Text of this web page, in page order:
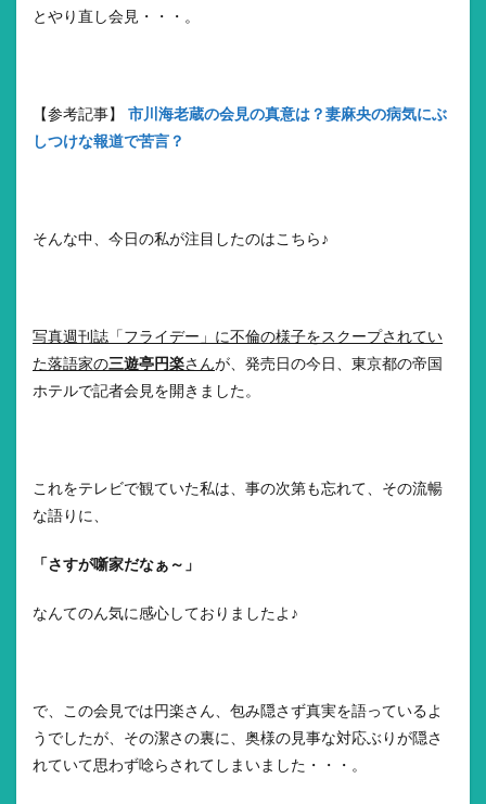
とやり直し会見・・・。
【参考記事】 市川海老蔵の会見の真意は？妻麻央の病気にぶ
しつけな報道で苦言？
そんな中、今日の私が注目したのはこちら♪
写真週刊誌「フライデー」に不倫の様子をスクープされてい
た落語家の三遊亭円楽さんが、発売日の今日、東京都の帝国
ホテルで記者会見を開きました。
これをテレビで観ていた私は、事の次第も忘れて、その流暢
な語りに、
「さすが噺家だなぁ～」
なんてのん気に感心しておりましたよ♪
で、この会見では円楽さん、包み隠さず真実を語っているよ
うでしたが、その潔さの裏に、奥様の見事な対応ぶりが隠さ
れていて思わず唸らされてしまいました・・・。